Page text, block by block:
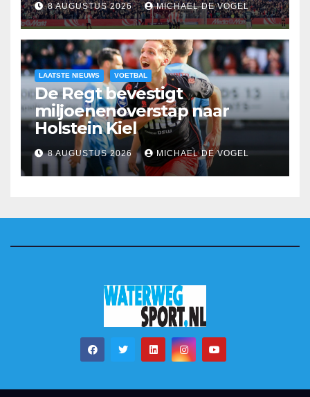
8 AUGUSTUS 2026 MICHAEL DE VOGEL
LAATSTE NIEUWS VOETBAL
De Regt bevestigt
miljoenenoverstap naar
Holstein Kiel
8 AUGUSTUS 2026 MICHAEL DE VOGEL